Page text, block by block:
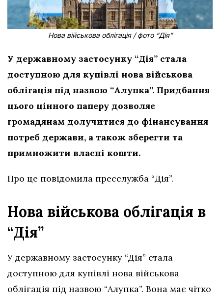
Нова військова облігація / фото “Дія”
У державному застосунку “Дія” стала
доступною для купівлі нова військова
облігація під назвою “Алупка”. Придбання
цього цінного паперу дозволяє
громадянам долучитися до фінансування
потреб держави, а також зберегти та
примножити власні кошти.
Про це повідомила пресслужба “Дія”.
Нова військова облігація в
“Дія”
У державному застосунку “Дія” стала
доступною для купівлі нова військова
облігація під назвою “Алупка”. Вона має чітко